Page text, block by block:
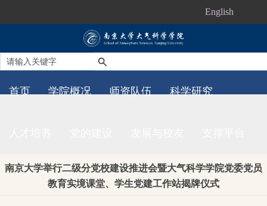
English
首页 学院概况 师资队伍 科学研究
南京大学举行二级分党校建设推进会暨大气科学学院党委党员
教育实境课堂、学生党建工作站揭牌仪式